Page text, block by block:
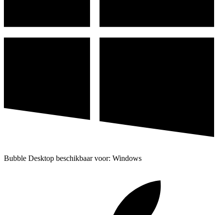
Bubble Desktop beschikbaar voor: Windows